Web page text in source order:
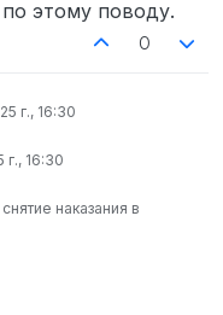
этому поводу.
0
г., 16:30
г., 16:30
наказания в